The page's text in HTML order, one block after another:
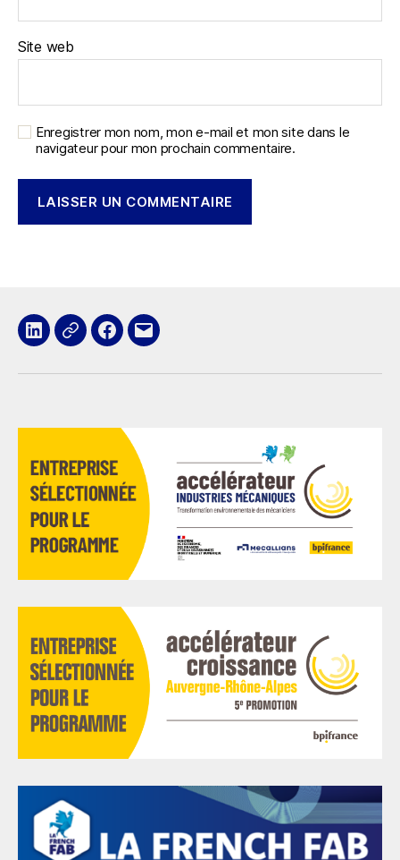
Site web
Enregistrer mon nom, mon e-mail et mon site dans le
navigateur pour mon prochain commentaire.
LinkedIn
x Facebook
E-